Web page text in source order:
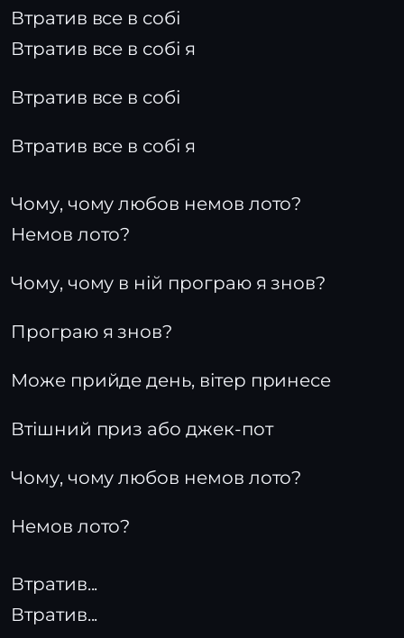
Втратив все в собі
Втратив все в собі я
Втратив все в собі
Втратив все в собі я
Чому, чому любов немов лото?
Немов лото?
Чому, чому в ній програю я знов?
Програю я знов?
Може прийде день, вітер принесе
Втішний приз або джек-пот
Чому, чому любов немов лото?
Немов лото?
Втратив...
Втратив...